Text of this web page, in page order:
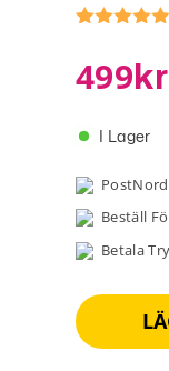
baserat på
499 Kr
I Lager
PostNord
Beställ
Betala